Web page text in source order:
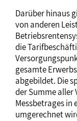
Darüber hinaus
von anderen
die
gesamte
abgebildet. Die
der Summe aller
Messbetrages
umgerechnet